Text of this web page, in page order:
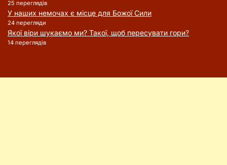
25 переглядів
У наших немочах є місце для Божої Сили
24 перегляди
Якої віри шукаємо ми? Такої, щоб пересувати гори?
14 переглядів